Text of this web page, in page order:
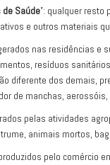
de Saúde”: qualquer
e outros materiais
nas residências e
resíduos
diferente dos demais,
de manchas,
pelas atividades
animais mortos,
pelo comércio